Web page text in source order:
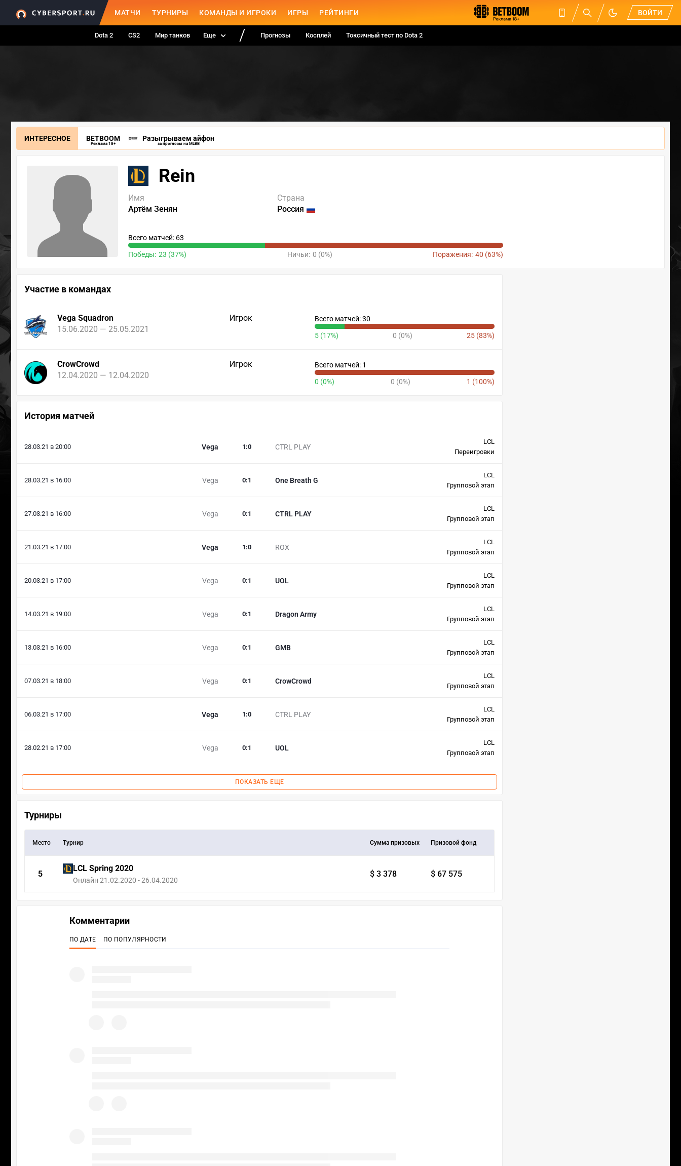
МАТЧИ ТУРНИРЫ КОМАНДЫ И ИГРОКИ ИГРЫ РЕЙТИНГИ ВОЙТИ
Dota 2 CS2 Мир танков Еще Прогнозы Косплей Токсичный тест по Dota 2
ИНТЕРЕСНОЕ BETBOOM
Реклама 18+
Разыгрываем айфон
за прогнозы на MLBB
Rein
Имя
Артём Зенян
Страна
Россия
Всего матчей: 63
Победы: 23 (37%) Ничьи: 0 (0%) Поражения: 40 (63%)
Участие в командах
Vega Squadron
15.06.2020 — 25.05.2021
Игрок Всего матчей: 30
5 (17%) 0 (0%) 25 (83%)
CrowCrowd
12.04.2020 — 12.04.2020
Игрок Всего матчей: 1
0 (0%) 0 (0%) 1 (100%)
История матчей
28.03.21 в 20:00 Vega CTRL PLAY
1 :0
LCL
Переигровки
28.03.21 в 16:00 Vega One Breath G
0:1
LCL
Групповой этап
27.03.21 в 16:00 Vega CTRL PLAY
0:1
LCL
Групповой этап
21.03.21 в 17:00 Vega ROX
1 :0
LCL
Групповой этап
20.03.21 в 17:00 Vega UOL
0:1
LCL
Групповой этап
14.03.21 в 19:00 Vega Dragon Army
0:1
LCL
Групповой этап
13.03.21 в 16:00 Vega GMB
0:1
LCL
Групповой этап
07.03.21 в 18:00 Vega CrowCrowd
0:1
LCL
Групповой этап
06.03.21 в 17:00 Vega CTRL PLAY
1 :0
LCL
Групповой этап
28.02.21 в 17:00 Vega UOL
0:1
LCL
Групповой этап
ПОКАЗАТЬ ЕЩЕ
Турниры
Место Турнир Сумма призовых Призовой фонд
5
LCL Spring 2020
Онлайн 21.02.2020 - 26.04.2020
$ 3 378 $ 67 575
Комментарии
ПО ДАТЕ ПО ПОПУЛЯРНОСТИ